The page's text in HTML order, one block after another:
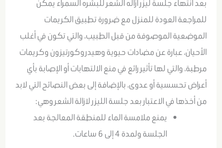
بعد انتهاء جلسة ليزر ازاله الشعر للبشره السمراء يمكن
للمراجعة العودة للمنزل مع ضرورة تطبيق الكريمات
الموضعية الموصوفة من قبل الطبيب، والتي تكون في أغلب
الأحيان، عبارة عن مضادات حيوية وهيدروكورتيزون وكريمات
مرطبة، والتي لها تأثير رائع في منع الالتهابات أو الإصابة بأي
أعراض تحسسية أو عدوى، بالإضافة إلى بعض النصائح التي لابد
من أخذها في الاعتبار بعد جلسة الليزر لازالة الشعر وهي:
يمنع ملامسة الماء للمنطقة المعالجة بعد
الجلسة ولمدة 4 إلى 6 ساعات.